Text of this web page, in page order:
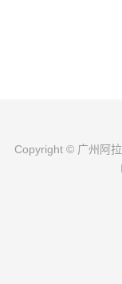
Copyright © 广州阿